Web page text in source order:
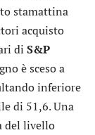
stamattina
acquisto
di S&P
è sceso a
inferiore
di 51,6. Una
del livello